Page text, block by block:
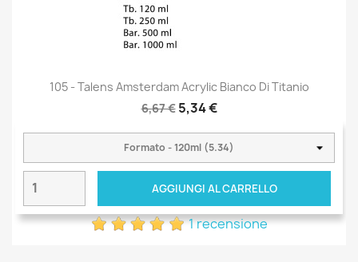
105 - Talens Amsterdam Acrylic Bianco Di Titanio
6,67 € 5,34 €
AGGIUNGI AL CARRELLO
1 recensione